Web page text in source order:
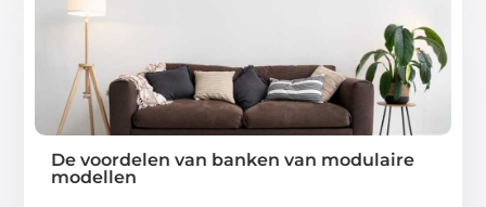
De voordelen van banken van modulaire
modellen